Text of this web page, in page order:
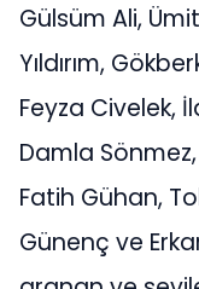
Gülsüm Ali,
Yıldırım,
Feyza Civelek,
Damla Sönmez,
Fatih Gühan,
Günenç ve